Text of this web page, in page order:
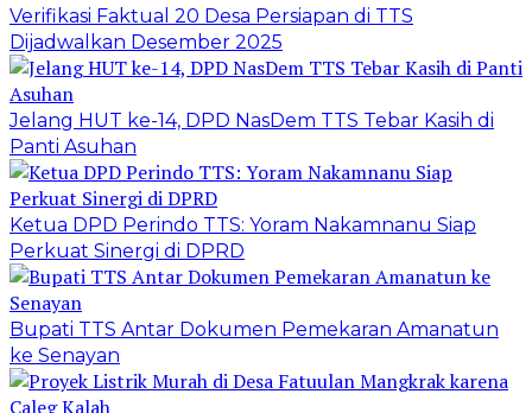
Verifikasi Faktual 20 Desa Persiapan di TTS
Dijadwalkan Desember 2025
Jelang HUT ke-14, DPD NasDem TTS Tebar Kasih di
Panti Asuhan
Ketua DPD Perindo TTS: Yoram Nakamnanu Siap
Perkuat Sinergi di DPRD
Bupati TTS Antar Dokumen Pemekaran Amanatun
ke Senayan